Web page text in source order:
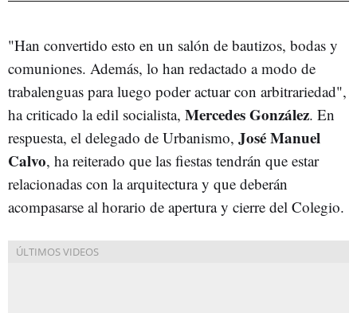
"Han convertido esto en un salón de bautizos, bodas y
comuniones. Además, lo han redactado a modo de
trabalenguas para luego poder actuar con arbitrariedad",
ha criticado la edil socialista, Mercedes González. En
respuesta, el delegado de Urbanismo, José Manuel
Calvo, ha reiterado que las fiestas tendrán que estar
relacionadas con la arquitectura y que deberán
acompasarse al horario de apertura y cierre del Colegio.